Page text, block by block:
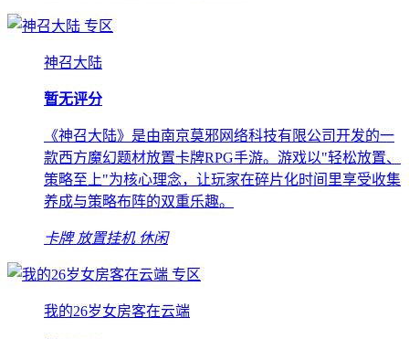
专区
神召大陆
暂无评分
《神召大陆》是由南京莫邪网络科技有限公司开发的一
款西方魔幻题材放置卡牌RPG手游。游戏以"轻松放置、
策略至上"为核心理念，让玩家在碎片化时间里享受收集
养成与策略布阵的双重乐趣。
卡牌 放置挂机 休闲
专区
我的26岁女房客在云端